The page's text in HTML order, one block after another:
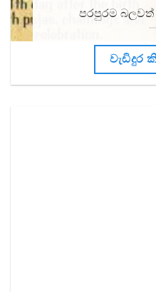
පරපුරම
වැඩිදුර